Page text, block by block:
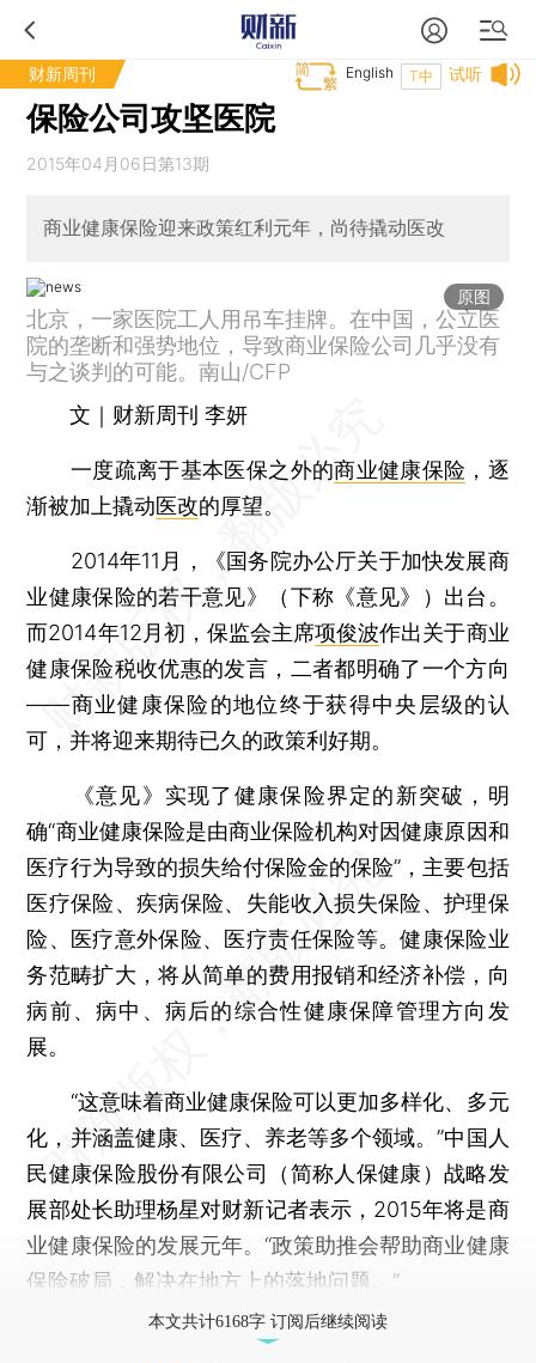
财新周刊 试听
T中
English
保险公司攻坚医院
2015年04月06日第13期
商业健康保险迎来政策红利元年，尚待撬动医改
原图
北京，一家医院工人用吊车挂牌。在中国，公立医
院的垄断和强势地位，导致商业保险公司几乎没有
与之谈判的可能。南山/CFP
文｜财新周刊 李妍
一度疏离于基本医保之外的商业健康保险 ，逐
渐被加上撬动医改的厚望。
2014年11月，《国务院办公厅关于加快发展商
业健康保险的若干意见》（下称《意见》）出台。
而2014年12月初，保监会主席项俊波作出关于商业
健康保险税收优惠的发言，二者都明确了一个方向
——商业健康保险的地位终于获得中央层级的认
可，并将迎来期待已久的政策利好期。
《意见》实现了健康保险界定的新突破，明
确“商业健康保险是由商业保险机构对因健康原因和
医疗行为导致的损失给付保险金的保险”，主要包括
医疗保险、疾病保险、失能收入损失保险、护理保
险、医疗意外保险、医疗责任保险等。健康保险业
务范畴扩大，将从简单的费用报销和经济补偿，向
病前、病中、病后的综合性健康保障管理方向发
展。
“这意味着商业健康保险可以更加多样化、多元
化，并涵盖健康、医疗、养老等多个领域。”中国人
民健康保险股份有限公司（简称人保健康）战略发
展部处长助理杨星对财新记者表示，2015年将是商
业健康保险的发展元年。“政策助推会帮助商业健康
保险破局，解决在地方上的落地问题。”
本文共计6168字 订阅后继续阅读